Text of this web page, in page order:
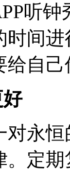
听
时间
给自
对永
。定